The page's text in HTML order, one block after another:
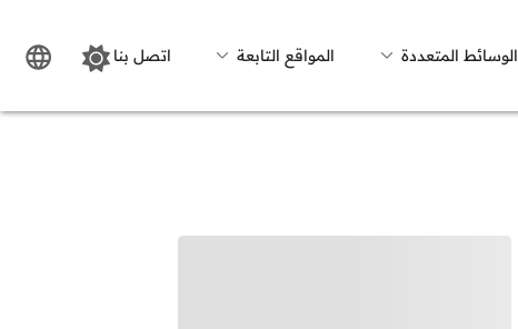
الوسائط المتعددة المواقع التابعة اتصل بنا